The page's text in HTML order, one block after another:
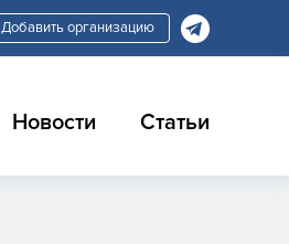
Добавить организацию
Новости Статьи